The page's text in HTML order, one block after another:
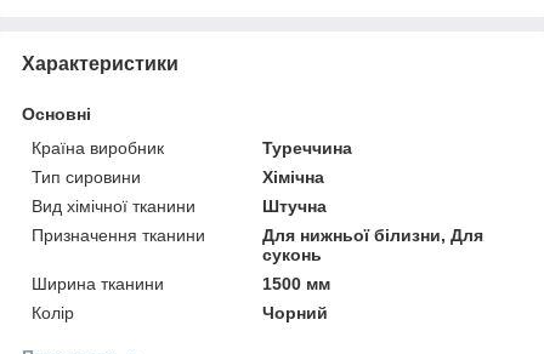
Характеристики
Основні
Країна виробник
Туреччина
Тип сировини
Хімічна
Вид хімічної тканини
Штучна
Призначення тканини
Для нижньої білизни, Для
суконь
Ширина тканини
1500 мм
Колір
Чорний